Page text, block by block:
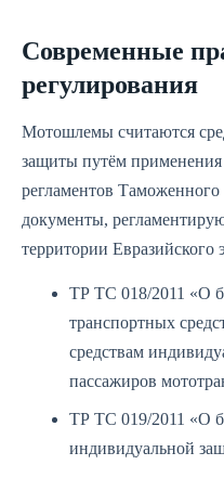
Современные
регулирования
Мотошлемы считаются
защиты путём
регламентов
документы,
территории
ТР ТС 018/2011 «О
транспортных
средствам
пассажиров
ТР ТС 019/2011 «О
индивидуальной